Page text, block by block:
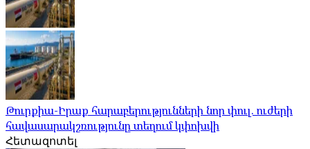
Թուրքիա-Իրաք հարաբերությունների նոր փուլ. ուժերի
հավասարակշռությունը տեղում կփոխվի
Հետազոտել